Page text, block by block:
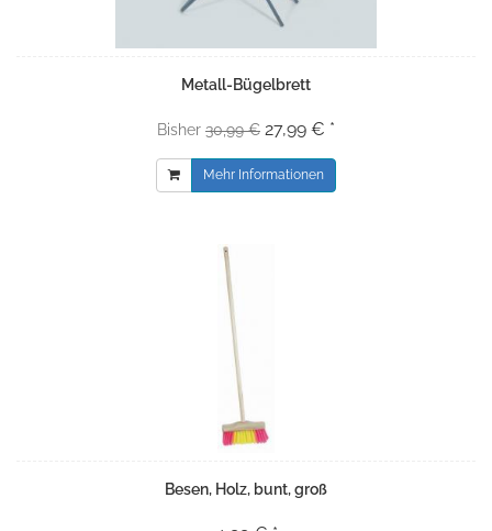
Metall-Bügelbrett
Bisher 30,99 € 27,99 € *
Mehr Informationen
Besen, Holz, bunt, groß